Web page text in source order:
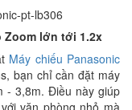
Zoom lớn tới 1.2x
Máy chiếu Panasonic
bạn chỉ cần đặt máy
- 3,8m. Điều này giúp